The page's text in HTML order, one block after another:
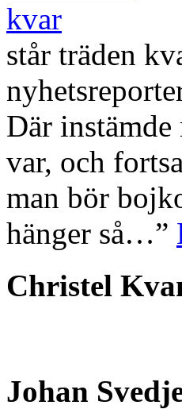
står träden
Där
var, och
man bör
hänger så…”
Christel
Johan